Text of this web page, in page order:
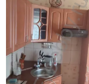
Гаражи и
машиноместа